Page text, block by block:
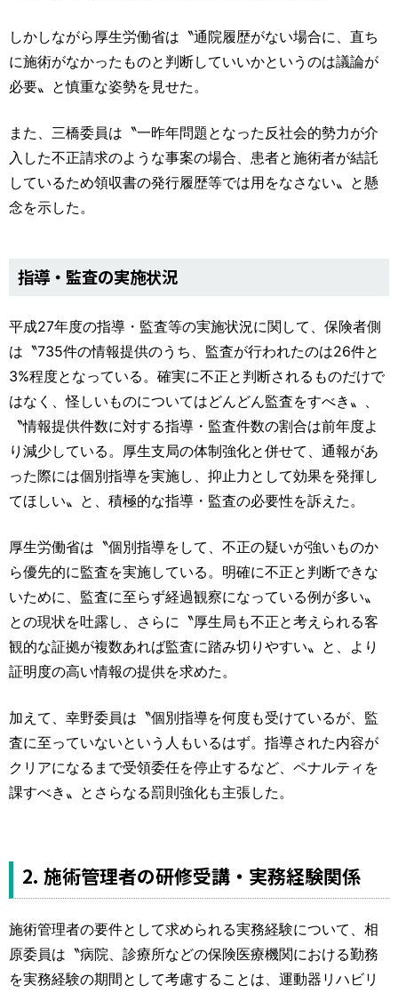
しかしながら厚生労働省は〝通院履歴がない場合に、直ち
に施術がなかったものと判断していいかというのは議論が
必要〟と慎重な姿勢を見せた。
また、三橋委員は〝一昨年問題となった反社会的勢力が介
入した不正請求のような事案の場合、患者と施術者が結託
しているため領収書の発行履歴等では用をなさない〟と懸
念を示した。
指導・監査の実施状況
平成27年度の指導・監査等の実施状況に関して、保険者側
は〝735件の情報提供のうち、監査が行われたのは26件と
3%程度となっている。確実に不正と判断されるものだけで
はなく、怪しいものについてはどんどん監査をすべき〟、
〝情報提供件数に対する指導・監査件数の割合は前年度よ
り減少している。厚生支局の体制強化と併せて、通報があ
った際には個別指導を実施し、抑止力として効果を発揮し
てほしい〟と、積極的な指導・監査の必要性を訴えた。
厚生労働省は〝個別指導をして、不正の疑いが強いものか
ら優先的に監査を実施している。明確に不正と判断できな
いために、監査に至らず経過観察になっている例が多い〟
との現状を吐露し、さらに〝厚生局も不正と考えられる客
観的な証拠が複数あれば監査に踏み切りやすい〟と、より
証明度の高い情報の提供を求めた。
加えて、幸野委員は〝個別指導を何度も受けているが、監
査に至っていないという人もいるはず。指導された内容が
クリアになるまで受領委任を停止するなど、ペナルティを
課すべき〟とさらなる罰則強化も主張した。
2. 施術管理者の研修受講・実務経験関係
施術管理者の要件として求められる実務経験について、相
原委員は〝病院、診療所などの保険医療機関における勤務
を実務経験の期間として考慮することは、運動器リハビリ